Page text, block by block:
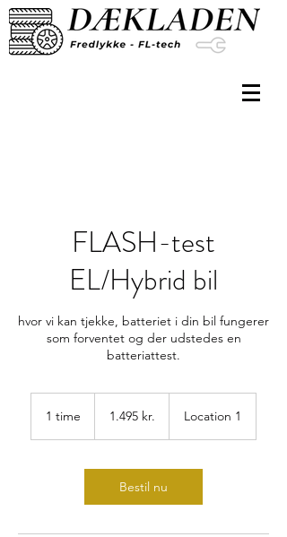
FLASH-test
EL/Hybrid bil
hvor vi kan tjekke, batteriet i din bil fungerer
som forventet og der udstedes en
batteriattest.
1 time
m
kroner1.495 kr. Location 1
Bestil nu